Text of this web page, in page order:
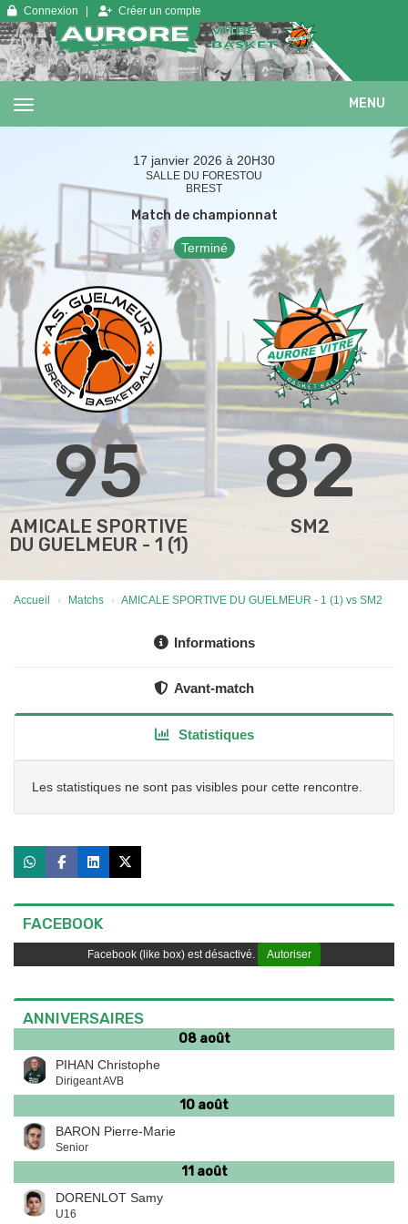
Connexion Créer un compte
MENU
17 janvier 2026 à 20H30
SALLE DU FORESTOU
BREST
Match de championnat
Terminé
95 82
AMICALE SPORTIVE
DU GUELMEUR - 1 (1)
SM2
Accueil Matchs AMICALE SPORTIVE DU GUELMEUR - 1 (1) vs SM2
Informations
Avant-match
Statistiques
Les statistiques ne sont pas visibles pour cette rencontre.
FACEBOOK
Facebook (like box) est désactivé. Autoriser
ANNIVERSAIRES
08 août
PIHAN Christophe
Dirigeant AVB
10 août
BARON Pierre-Marie
Senior
11 août
DORENLOT Samy
U16
Panneau de gestion des cookies